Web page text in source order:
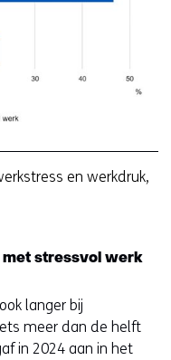
en werkdruk,
stressvol werk
langer bij
meer dan de helft
in 2024 aan in het